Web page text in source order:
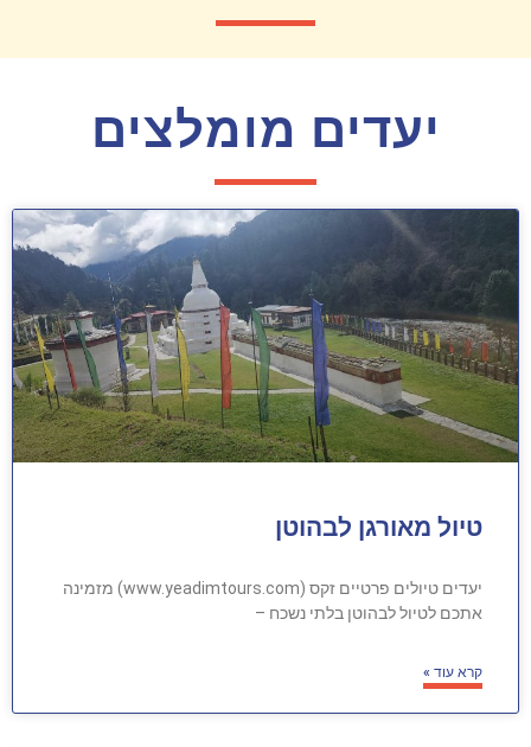
יעדים מומלצים
טיול מאורגן לבהוטן
יעדים טיולים פרטיים זקס (www.yeadimtours.com) מזמינה
אתכם לטיול לבהוטן בלתי נשכח –
קרא עוד »